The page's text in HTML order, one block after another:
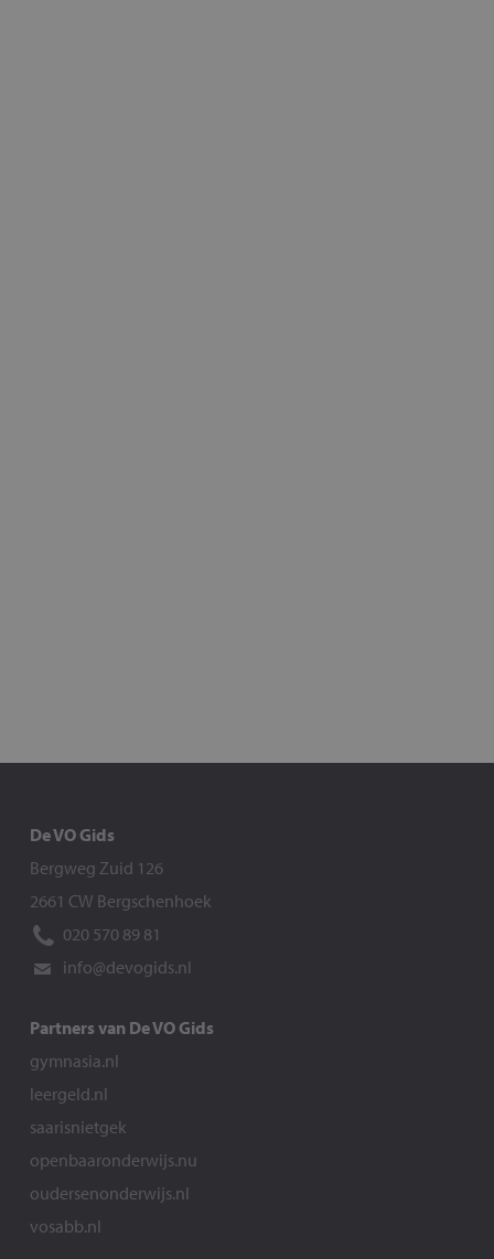
De VO Gids
Bergweg Zuid 126
2661 CW Bergschenhoek
020 570 89 81
info@devogids.nl
Partners van De VO Gids
gymnasia.nl
leergeld.nl
saarisnietgek
openbaaronderwijs.nu
oudersenonderwijs.nl
vosabb.nl